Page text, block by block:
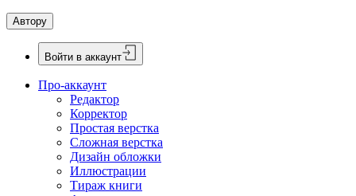
Автору
Войти в аккаунт
Про-аккаунт
Редактор
Корректор
Простая верстка
Сложная верстка
Дизайн обложки
Иллюстрации
Тираж книги